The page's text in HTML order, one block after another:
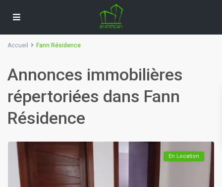
Accueil Fann Résidence
Annonces immobilières
répertoriées dans Fann
Résidence
En Location